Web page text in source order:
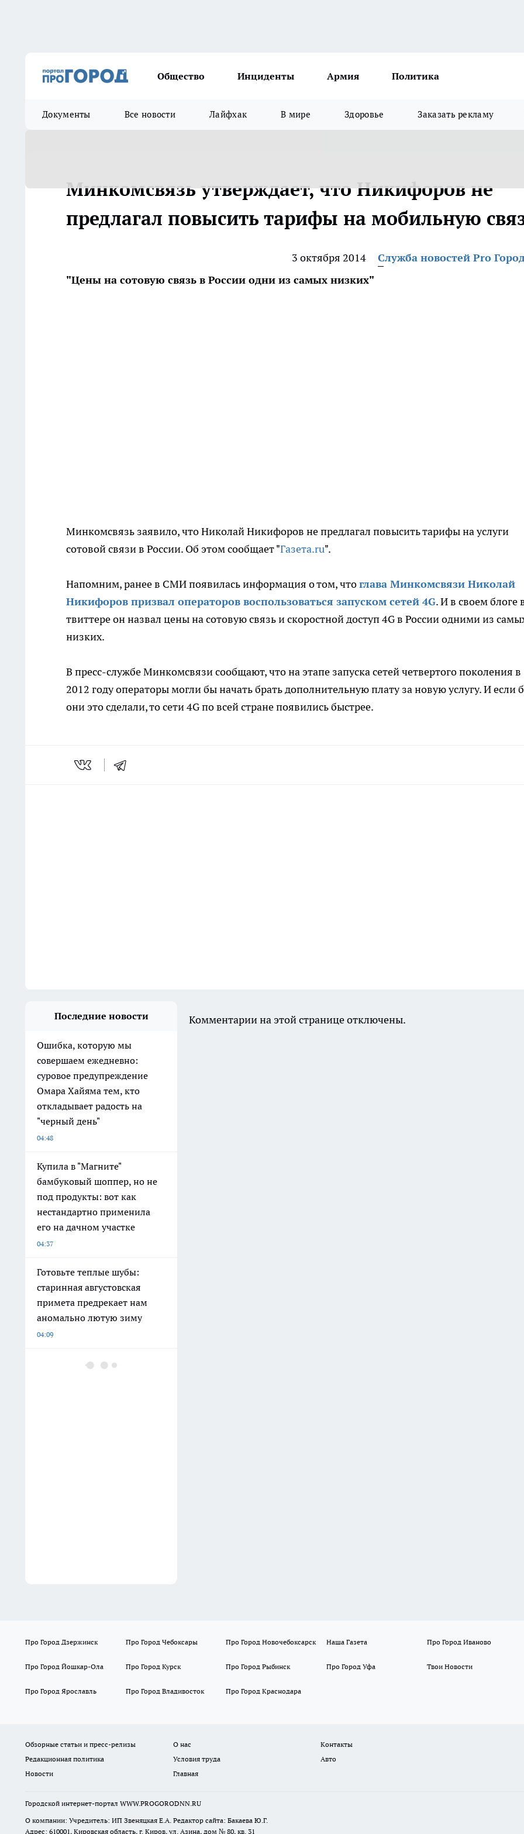
Общество Инциденты Армия Политика
Документы Все новости Лайфхак В мире Здоровье Заказать рекламу
Минкомсвязь утверждает, что Никифоров не
предлагал повысить тарифы на мобильную
3 октября 2014
Служба новостей Pro
"Цены на сотовую связь в России одни из самых низких"
Минкомсвязь заявило, что Николай Никифоров не предлагал повысить тарифы на услуги
сотовой связи в России. Об этом сообщает "Газета.ru".
Напомним, ранее в СМИ появилась информация о том, чтоглава Минкомсвязи Николай
Никифоров призвал операторов воспользоваться запуском сетей 4G. И в своем блоге
твиттере он назвал цены на сотовую связь и скоростной доступ 4G в России одними из
низких.
В пресс-службе Минкомсвязи сообщают, что на этапе запуска сетей четвертого поколения в
2012 году операторы могли бы начать брать дополнительную плату за новую услугу. И если
они это сделали, то сети 4G по всей стране появились быстрее.
Последние новости
Ошибка, которую мы
совершаем ежедневно:
суровое предупреждение
Омара Хайяма тем, кто
откладывает радость на
"черный день"
04:48
Купила в "Магните"
бамбуковый шоппер, но не
под продукты: вот как
нестандартно применила
его на дачном участке
04:37
Готовьте теплые шубы:
старинная августовская
примета предрекает нам
аномально лютую зиму
04:09
Обнаружила в «Магните»
Комментарии на этой странице отключены.
Про Город Дзержинск Про Город Чебоксары Про Город Новочебоксарск Наша Газета Про Город Иваново
Про Город Йошкар-Ола Про Город Курск Про Город Рыбинск Про Город Уфа Твои Новости
Про Город Ярославль Про Город Владивосток Про Город Краснодара
Обзорные статьи и пресс-релизы О нас
Контакты
Редакционная политика
Условия труда
Авто
Новости
Главная
Городской интернет-портал WWW.PROGORODNN.RU
О компании: Учредитель: ИП Звеняцкая Е.А. Редактор сайта: Бакаева Ю.Г.
Адрес: 610001, Кировская область, г. Киров, ул. Азина, дом № 80, кв. 31